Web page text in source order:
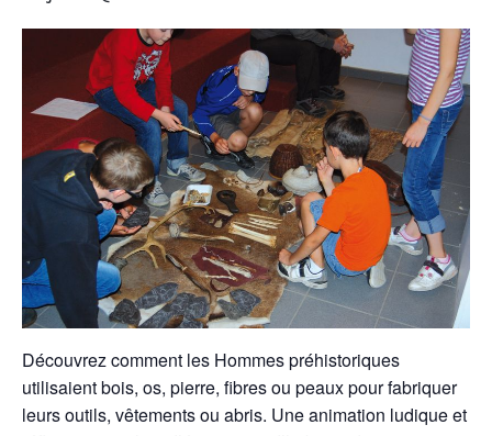
Découvrez comment les Hommes préhistoriques
utilisaient bois, os, pierre, fibres ou peaux pour fabriquer
leurs outils, vêtements ou abris. Une animation ludique et